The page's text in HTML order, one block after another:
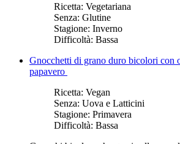
Ricetta: Vegetariana
Senza: Glutine
Stagione: Inverno
Difficoltà: Bassa
Gnocchetti di grano duro bicolori con
papavero
Ricetta: Vegan
Senza: Uova e Latticini
Stagione: Primavera
Difficoltà: Bassa